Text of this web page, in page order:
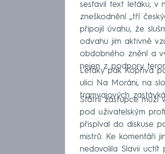
sestavil text letáku, v
zneškodnění „tří
připojil úvahu, že
odvahu jim aktivně
obdobného znění a
nejen z podpory
Letáky pak Kopřiva
ulici Na Moráni, na
tramvajových
Státní zástupce muži
pod uživatelským
přispíval do diskuse
mistrů. Ke komentáři
nedovolila Slavii uctít